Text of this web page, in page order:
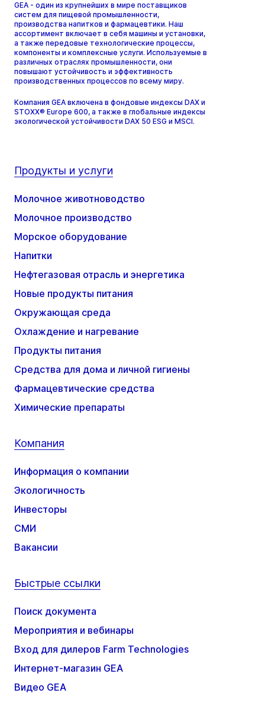
GEA - один из крупнейших в мире поставщиков
систем для пищевой промышленности,
производства напитков и фармацевтики. Наш
ассортимент включает в себя машины и установки,
а также передовые технологические процессы,
компоненты и комплексные услуги. Используемые в
различных отраслях промышленности, они
повышают устойчивость и эффективность
производственных процессов по всему миру.
Компания GEA включена в фондовые индексы DAX и
STOXX® Europe 600, а также в глобальные индексы
экологической устойчивости DAX 50 ESG и MSCI.
Продукты и услуги
Молочное животноводство
Молочное производство
Морское оборудование
Напитки
Нефтегазовая отрасль и энергетика
Новые продукты питания
Окружающая среда
Охлаждение и нагревание
Продукты питания
Средства для дома и личной гигиены
Фармацевтические средства
Химические препараты
Компания
Информация о компании
Экологичность
Инвесторы
СМИ
Вакансии
Быстрые ссылки
Поиск документа
Мероприятия и вебинары
Вход для дилеров Farm Technologies
Интернет-магазин GEA
Видео GEA